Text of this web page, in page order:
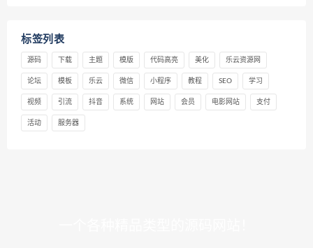
标签列表
源码 下载 主题 模版 代码高亮 美化 乐云资源网
论坛 模板 乐云 微信 小程序 教程 SEO 学习
视频 引流 抖音 系统 网站 会员 电影网站 支付
活动 服务器